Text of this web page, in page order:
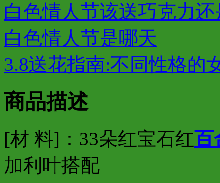
白色情人节该送巧克力
白色情人节是哪天
3.8送花指南:不同性格的
商品描述
[材 料]：33朵红宝石红百
加利叶搭配